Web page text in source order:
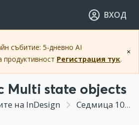
съдържание
ВХОД
×
събитие: 5-дневно AI
продуктивност Регистрация тук.
Multi state objects
на InDesign Седмица 10 - Бонус модул "Интерактивност в InDesign"